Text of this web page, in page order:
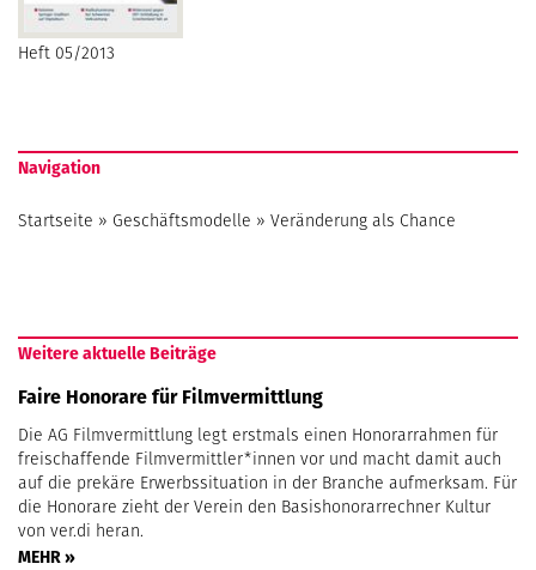
Heft 05/2013
Navigation
Startseite » Geschäftsmodelle » Veränderung als Chance
Weitere aktuelle Beiträge
Faire Honorare für Filmvermittlung
Die AG Filmvermittlung legt erstmals einen Honorarrahmen für
freischaffende Filmvermittler*innen vor und macht damit auch
auf die prekäre Erwerbssituation in der Branche aufmerksam. Für
die Honorare zieht der Verein den Basishonorarrechner Kultur
von ver.di heran.
MEHR »